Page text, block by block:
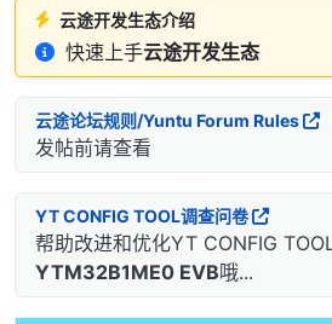
云途开发生态介绍
快速上手云途开发生态
云途论坛规则/Yuntu Forum Rules
发帖前请查看
YT CONFIG TOOL调查问卷
帮助改进和优化YT CONFIG
YTM32B1ME0 EVB哦...